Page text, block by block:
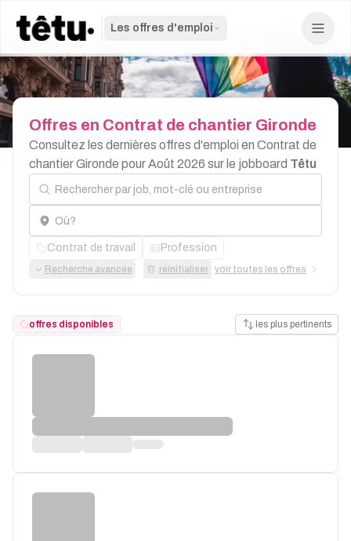
Les offres d'emploi
Offres en Contrat de chantier Gironde
Consultez les dernières offres d'emploi en Contrat de
chantier Gironde pour Août 2026 sur le jobboard Têtu
Rechercher par job, mot-clé ou entreprise
Localisation
Contrat de travail Profession
Recherche avancée réinitialiser voir toutes les offres
offres disponibles les plus pertinents